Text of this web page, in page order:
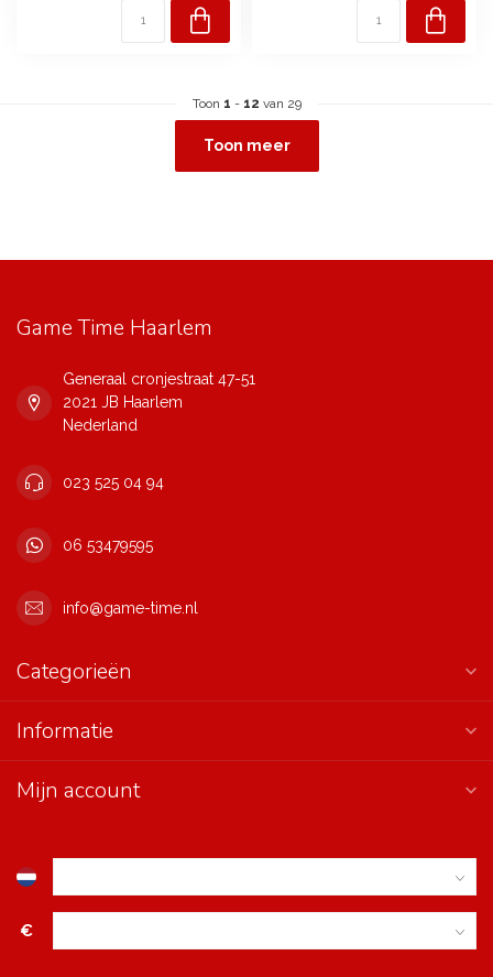
Toon 1 - 12 van 29
Toon meer
Game Time Haarlem
Generaal cronjestraat 47-51
2021 JB Haarlem
Nederland
023 525 04 94
06 53479595
info@game-time.nl
Categorieën
Informatie
Mijn account
€